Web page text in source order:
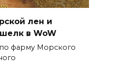
лен и
в WoW
фарму Морского